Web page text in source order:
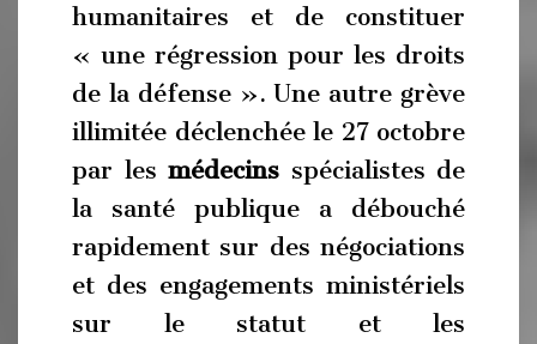
humanitaires et de constituer
« une régression pour les droits
de la défense ». Une autre grève
illimitée déclenchée le 27 octobre
par les médecins spécialistes de
la santé publique a débouché
rapidement sur des négociations
et des engagements ministériels
sur le statut et les